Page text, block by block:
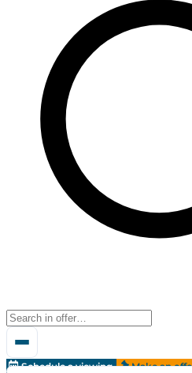
Schedule a viewing Make an